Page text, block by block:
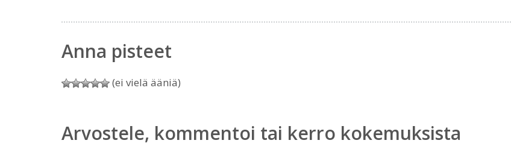
Anna pisteet
(ei vielä ääniä)
Arvostele, kommentoi tai kerro kokemuksista